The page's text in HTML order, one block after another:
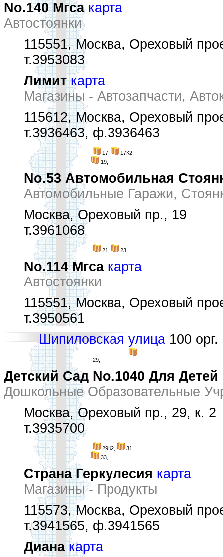
No.140 Мгса карта
Автостоянки
115551, Москва, Ореховый
т.3953083
Лимит карта
Магазины - Автозапчасти,
115612, Москва, Ореховый
т.3936463, ф.3936463
17,
17К2,
19,
No.53 Автомобильная
Автомобильные Гаражи,
Москва, Ореховый пр., 19
т.3961068
21, 23,
No.114 Мгса карта
Автостоянки
115551, Москва, Ореховый
т.3950561
Шипиловская улица 100 орг.
29,
Детский Сад No.1040 Для
Дошкольные Образовательные
Москва, Ореховый пр., 29, к. 2
т.3935700
29К2,
31,
33,
Страна Геркулесия карта
Магазины - Продукты
115573, Москва, Ореховый
т.3941565, ф.3941565
Диана карта